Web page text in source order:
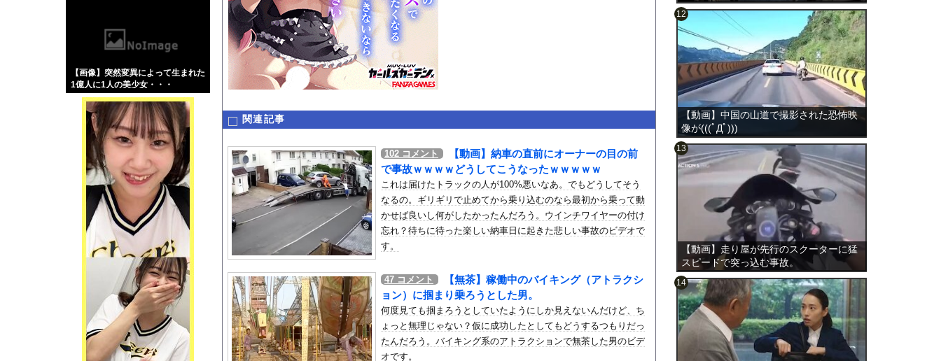
【画像】突然変異によって生まれた
1億人に1人の美少女・・・
【悲報】味噌ラーメンで行列、出来ない
【中国】男の子が爆竹に点火 マンホールが爆発しふた吹き飛ぶ
【画像】伊藤舞雪とかいうＡＶ女優ｗｗｗｗｗｗｗｗｗｗw
【緊急】肛門にスティックのり入れたけど出てこないの！！
お知らせ
【動画】ロシア軍のドローンをネット発射装置で撃墜するウクライナ。
Powered by livedoor 相互RSS
このページは1000mgが管理しています。 RSS設定 更新順130件まで。それ以降の古いものは表
示されません。
関連記事
102 コメント
【動画】納車の直前にオーナーの目の前
で事故ｗｗｗｗどうしてこうなったｗｗｗｗｗ
これは届けたトラックの人が100%悪いなあ。でもどうしてそう
なるの。ギリギリで止めてから乗り込むのなら最初から乗って動
かせば良いし何がしたかったんだろう。ウインチワイヤーの付け
忘れ？待ちに待った楽しい納車日に起きた悲しい事故のビデオで
す。
47 コメント
【無茶】稼働中のバイキング（アトラクシ
ョン）に掴まり乗ろうとした男。
何度見ても掴まろうとしていたようにしか見えないんだけど、ち
ょっと無理じゃない？仮に成功したとしてもどうするつもりだっ
たんだろう。バイキング系のアトラクションで無茶した男のビデ
オです。
【動画】中国の山道で撮影された恐怖映
像が(((ﾟДﾟ)))
【動画】走り屋が先行のスクーターに猛
スピードで突っ込む事故。